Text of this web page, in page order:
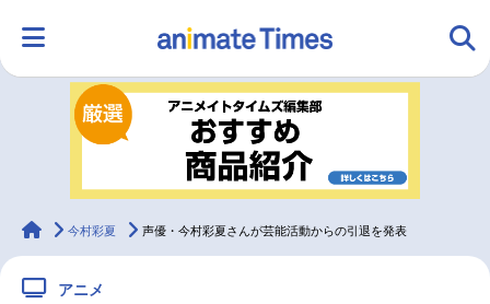
ランキング アニメ
ラジオ
animateTimes
今村彩夏 声優・今村彩夏さんが芸能活動からの引退を発表
アニメ